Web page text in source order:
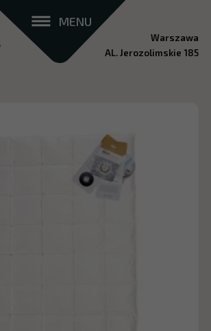
MENU
Warszawa
AL. Jerozolimskie 185